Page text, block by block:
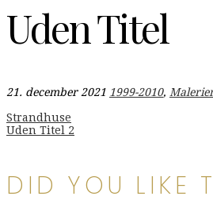
Uden Titel
21. december 2021 1999-2010,
Strandhuse
Uden Titel 2
DID YOU LIKE